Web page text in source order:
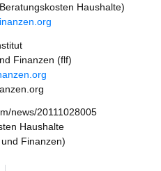
Haushalte)
Finanzen (flf)
news/20111028005
Haushalte
Finanzen)